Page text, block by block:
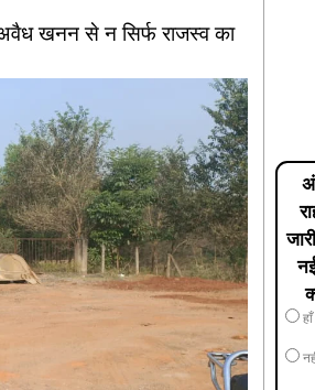
खनन से न सिर्फ राजस्व का
हाँ